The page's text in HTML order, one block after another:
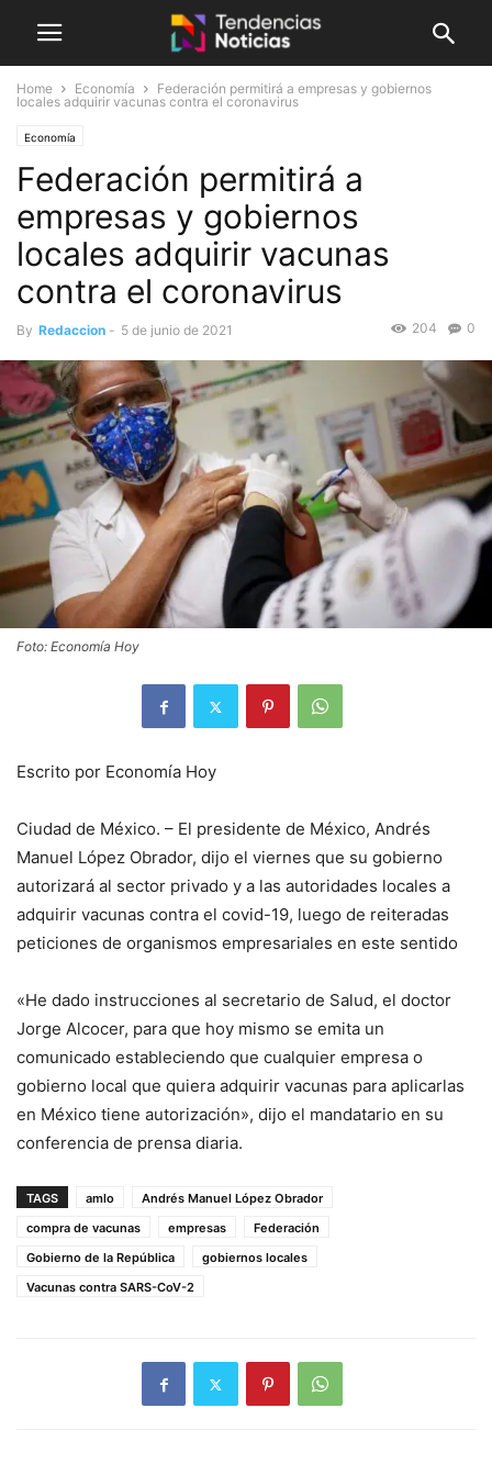
Home Economía
Federación permitirá a empresas y gobiernos
locales adquirir vacunas contra el coronavirus
Economía
Federación permitirá a
empresas y gobiernos
locales adquirir vacunas
contra el coronavirus
By Redaccion - 5 de junio de 2021 0
204
Foto: Economía Hoy
Escrito por Economía Hoy
Ciudad de México. – El presidente de México, Andrés
Manuel López Obrador, dijo el viernes que su gobierno
autorizará al sector privado y a las autoridades locales a
adquirir vacunas contra el covid-19, luego de reiteradas
peticiones de organismos empresariales en este sentido
«He dado instrucciones al secretario de Salud, el doctor
Jorge Alcocer, para que hoy mismo se emita un
comunicado estableciendo que cualquier empresa o
gobierno local que quiera adquirir vacunas para aplicarlas
en México tiene autorización», dijo el mandatario en su
conferencia de prensa diaria.
TAGS amlo
Andrés Manuel López Obrador
compra de vacunas
empresas
Federación
Gobierno de la República
gobiernos locales
Vacunas contra SARS-CoV-2